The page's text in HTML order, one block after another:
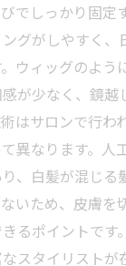
でしっかり固定
グがしやすく、
ウィッグのよう
が少なく、鏡越
はサロンで行わ
異なります。人
、白髪が混じる
いため、皮膚を
るポイントです
スタイリストが